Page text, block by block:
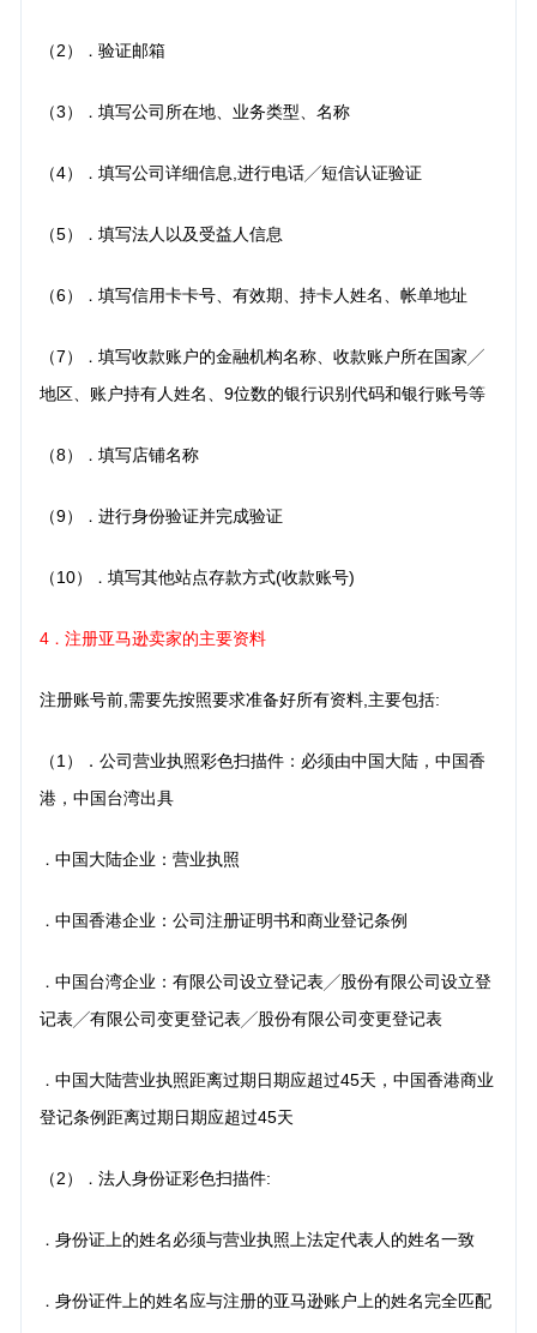
（2） ． 验证邮箱
（3） ． 填写公司所在地、业务类型、名称
（4） ． 填写公司详细信息,进行电话╱短信认证验证
（5） ． 填写法人以及受益人信息
（6） ． 填写信用卡卡号、有效期、持卡人姓名、帐单地址
（7） ． 填写收款账户的金融机构名称、收款账户所在国家╱
地区、账户持有人姓名、9位数的银行识别代码和银行账号等
（8） ． 填写店铺名称
（9） ． 进行身份验证并完成验证
（10） ． 填写其他站点存款方式(收款账号)
4 ． 注册亚马逊卖家的主要资料
注册账号前,需要先按照要求准备好所有资料,主要包括:
（1）．公司营业执照彩色扫描件：必须由中国大陆，中国香
港，中国台湾出具
． 中国大陆企业：营业执照
． 中国香港企业：公司注册证明书和商业登记条例
． 中国台湾企业：有限公司设立登记表╱股份有限公司设立登
记表╱有限公司变更登记表╱股份有限公司变更登记表
． 中国大陆营业执照距离过期日期应超过45天，中国香港商业
登记条例距离过期日期应超过45天
（2） ． 法人身份证彩色扫描件:
． 身份证上的姓名必须与营业执照上法定代表人的姓名一致
． 身份证件上的姓名应与注册的亚马逊账户上的姓名完全匹配